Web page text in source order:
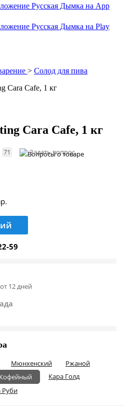
> Солод для пива
Cara Cafe, 1 кг
71 Задать вопрос
59
12 дней
Мюнхенский
Ржаной
Кара Голд
Руби